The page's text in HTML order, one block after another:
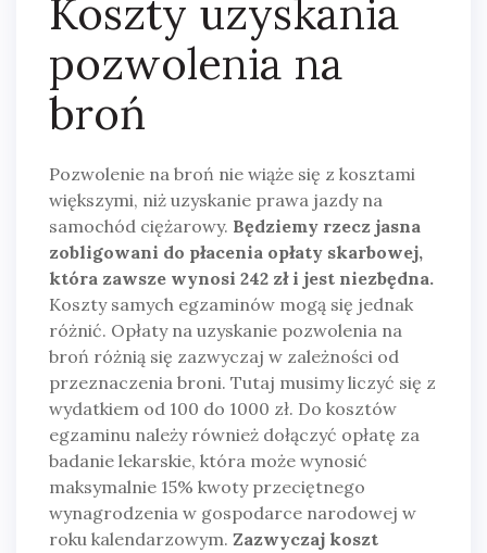
Koszty uzyskania
pozwolenia na
broń
Pozwolenie na broń nie wiąże się z kosztami
większymi, niż uzyskanie prawa jazdy na
samochód ciężarowy. Będziemy rzecz jasna
zobligowani do płacenia opłaty skarbowej,
która zawsze wynosi 242 zł i jest niezbędna.
Koszty samych egzaminów mogą się jednak
różnić. Opłaty na uzyskanie pozwolenia na
broń różnią się zazwyczaj w zależności od
przeznaczenia broni. Tutaj musimy liczyć się z
wydatkiem od 100 do 1000 zł. Do kosztów
egzaminu należy również dołączyć opłatę za
badanie lekarskie, która może wynosić
maksymalnie 15% kwoty przeciętnego
wynagrodzenia w gospodarce narodowej w
roku kalendarzowym. Zazwyczaj koszt